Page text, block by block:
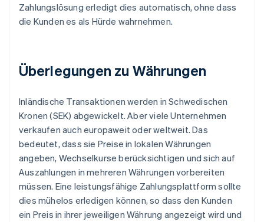
Zahlungslösung erledigt dies automatisch, ohne dass
die Kunden es als Hürde wahrnehmen.
Überlegungen zu Währungen
Inländische Transaktionen werden in Schwedischen
Kronen (SEK) abgewickelt. Aber viele Unternehmen
verkaufen auch europaweit oder weltweit. Das
bedeutet, dass sie Preise in lokalen Währungen
angeben, Wechselkurse berücksichtigen und sich auf
Auszahlungen in mehreren Währungen vorbereiten
müssen. Eine leistungsfähige Zahlungsplattform sollte
dies mühelos erledigen können, so dass den Kunden
ein Preis in ihrer jeweiligen Währung angezeigt wird und